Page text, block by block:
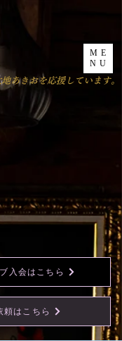
ME
NU
地あきおを応援しています。
頼はこちら
入会はこちら